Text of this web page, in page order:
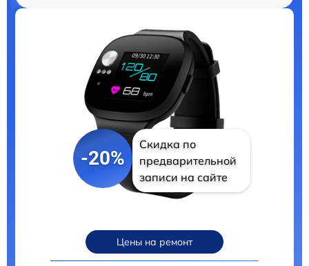
-20%
Скидка по
предварительной
записи на сайте
Цены на ремонт